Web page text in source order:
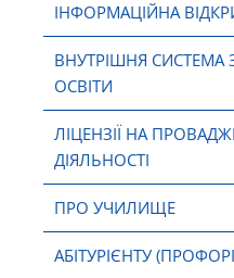
ІНФОРМАЦІЙНА
ВНУТРІШНЯ СИСТЕМА
ОСВІТИ
ЛІЦЕНЗІЇ НА
ДІЯЛЬНОСТІ
ПРО УЧИЛИЩЕ
АБІТУРІЄНТУ